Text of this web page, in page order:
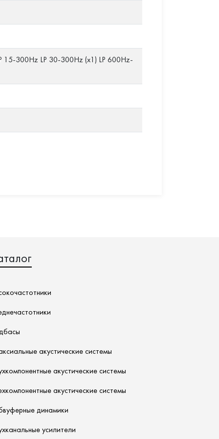
300Hz LP 30-300Hz (x1) LP 600Hz-
акустические системы
акустические системы
акустические системы
динамики
усилители